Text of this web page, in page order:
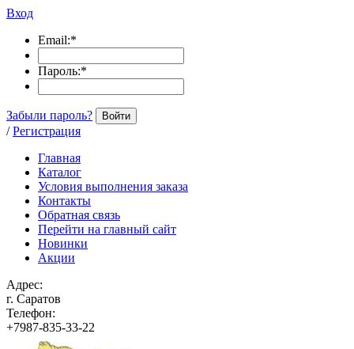
Вход
Email:*
Пароль:*
Забыли пароль? Войти
/ Регистрация
Главная
Каталог
Условия выполнения заказа
Контакты
Обратная связь
Перейти на главный сайт
Новинки
Акции
Адрес:
г. Саратов
Телефон:
+7987-835-33-22